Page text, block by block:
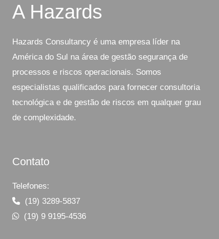
A Hazards
Hazards Consultancy é uma empresa líder na
América do Sul na área de gestão segurança de
processos e riscos operacionais. Somos
especialistas qualificados para fornecer consultoria
tecnológica e de gestão de riscos em qualquer grau
de complexidade.
Contato
Telefones:
(19) 3289-5837
(19) 9 9195-4536